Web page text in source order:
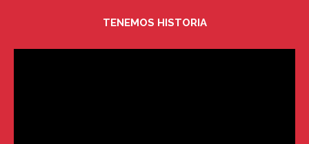
TENEMOS HISTORIA